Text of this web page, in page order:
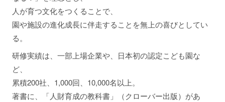
人が育つ文化をつくることで、
園や施設の進化成長に伴走することを無上の喜びとしてい
る。
研修実績は、一部上場企業や、日本初の認定こども園な
ど、
累積200社、1,000回、10,000名以上。
著書に、「人財育成の教科書」（クローバー出版）があ